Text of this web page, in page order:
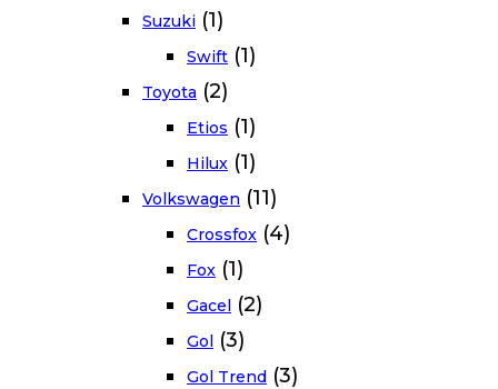
Suzuki (1)
Swift (1)
Toyota (2)
Etios (1)
Hilux (1)
Volkswagen (11)
Crossfox (4)
Fox (1)
Gacel (2)
Gol (3)
Gol Trend (3)